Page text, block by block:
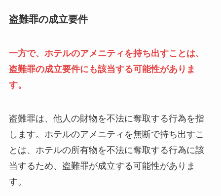
盗難罪の成立要件
一方で、ホテルのアメニティを持ち出すことは、
盗難罪の成立要件にも該当する可能性がありま
す。
盗難罪は、他人の財物を不法に奪取する行為を指
します。ホテルのアメニティを無断で持ち出すこ
とは、ホテルの所有物を不法に奪取する行為に該
当するため、盗難罪が成立する可能性がありま
す。